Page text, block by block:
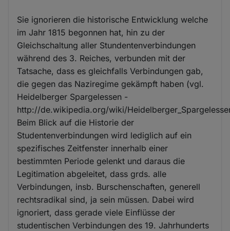
Sie ignorieren die historische Entwicklung welche
im Jahr 1815 begonnen hat, hin zu der
Gleichschaltung aller Stundentenverbindungen
während des 3. Reiches, verbunden mit der
Tatsache, dass es gleichfalls Verbindungen gab,
die gegen das Naziregime gekämpft haben (vgl.
Heidelberger Spargelessen -
http://de.wikipedia.org/wiki/
Beim Blick auf die Historie der
Studentenverbindungen wird lediglich auf ein
spezifisches Zeitfenster innerhalb einer
bestimmten Periode gelenkt und daraus die
Legitimation abgeleitet, dass grds. alle
Verbindungen, insb. Burschenschaften, generell
rechtsradikal sind, ja sein müssen. Dabei wird
ignoriert, dass gerade viele Einflüsse der
studentischen Verbindungen des 19. Jahrhunderts